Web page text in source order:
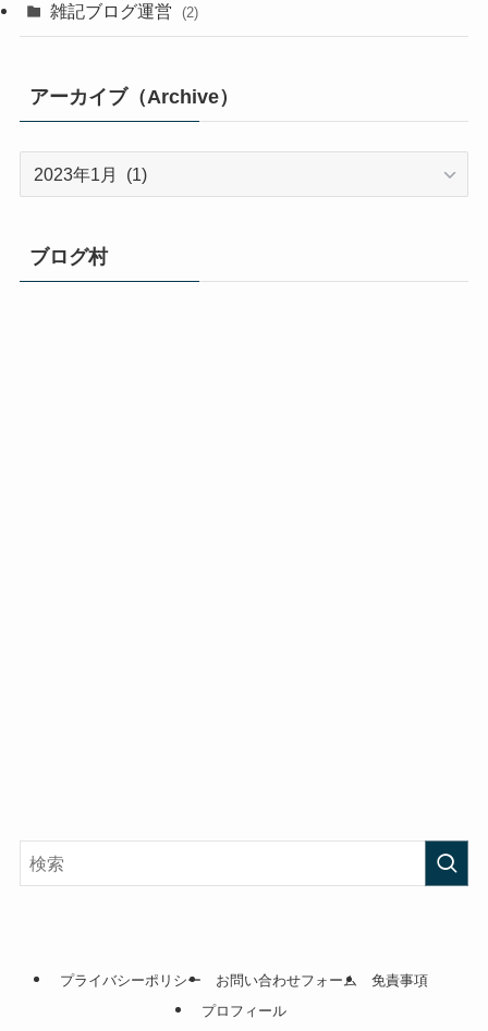
雑記ブログ運営 (2)
アーカイブ（Archive）
ブ
ブログ村
プライバシーポリシー お問い合わせフォーム
免責事項
プロフィール